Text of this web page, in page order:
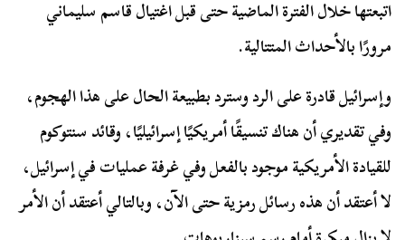
اتبعتها خلال الفترة الماضية حتى قبل اغتيال قاسم سليماني
مرورًا بالأحداث المتتالية.
وإسرائيل قادرة على الرد وسترد بطبيعة الحال على هذا الهجوم،
وفي تقديري أن هناك تنسيقًا أمريكيًا إسرائيليًا، وقائد سنتوكوم
للقيادة الأمريكية موجود بالفعل وفي غرفة عمليات في إسرائيل،
لا أعتقد أن هذه رسائل رمزية حتى الآن، وبالتالي أعتقد أن الأمر